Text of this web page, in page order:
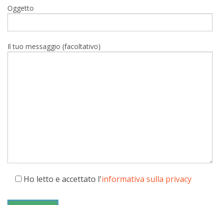
Oggetto
Il tuo messaggio (facoltativo)
Ho letto e accettato l'informativa sulla privacy